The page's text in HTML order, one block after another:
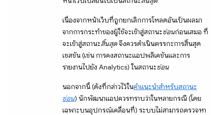
เนื่องจากหน้าเว็บที่ถูกยกเลิกการโหลดอันเป็นผลมา
จากการกระทําของผู้ใช้จะเข้าสู่สถานะซ่อนก่อนเสมอ ที่
จะเข้าสู่สถานะสิ้นสุดจึงควรดําเนินตรรกะการสิ้นสุด
เซสชัน (เช่น การคงสถานะแอปพลิเคชันและการ
รายงานไปยัง Analytics) ในสถานะซ่อน
นอกจากนี้ (ดังที่กล่าวไว้ในคำแนะนำสำหรับสถานะ
ซ่อน) นักพัฒนาแอปควรทราบว่าในหลายกรณี (โดย
เฉพาะบนอุปกรณ์เคลื่อนที่) ระบบไม่สามารถตรวจหา